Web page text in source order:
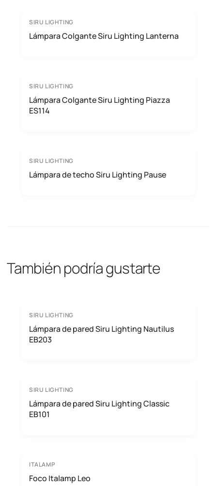
SIRU LIGHTING
Lámpara Colgante Siru Lighting Lanterna
SIRU LIGHTING
Lámpara Colgante Siru Lighting Piazza
ES114
SIRU LIGHTING
Lámpara de techo Siru Lighting Pause
También podría gustarte
SIRU LIGHTING
Lámpara de pared Siru Lighting Nautilus
EB203
SIRU LIGHTING
Lámpara de pared Siru Lighting Classic
EB101
ITALAMP
Foco Italamp Leo